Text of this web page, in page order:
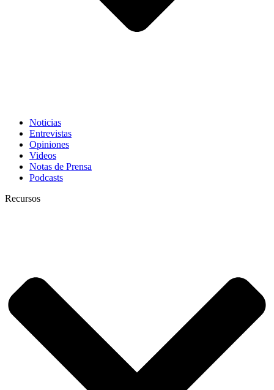
Noticias
Entrevistas
Opiniones
Videos
Notas de Prensa
Podcasts
Recursos